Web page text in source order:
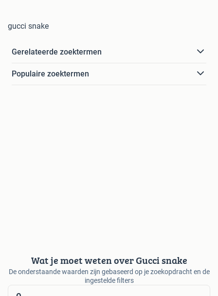
gucci snake
Gerelateerde zoektermen
Populaire zoektermen
Wat je moet weten over Gucci snake
De onderstaande waarden zijn gebaseerd op je zoekopdracht en de
ingestelde filters